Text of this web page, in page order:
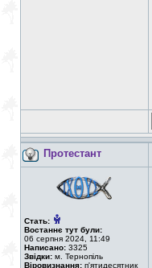
Протестант
Стать:
Востаннє тут були:
06 серпня 2024, 11:49
Написано: 3325
Звідки: м. Тернопіль
Віровизнання: п'ятидесятник